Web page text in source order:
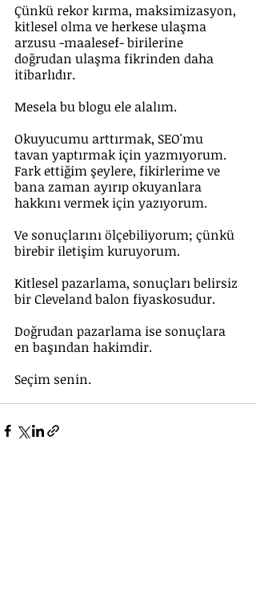
Çünkü rekor kırma, maksimizasyon,
kitlesel olma ve herkese ulaşma
arzusu -maalesef- birilerine
doğrudan ulaşma fikrinden daha
itibarlıdır.
Mesela bu blogu ele alalım.
Okuyucumu arttırmak, SEO'mu
tavan yaptırmak için yazmıyorum.
Fark ettiğim şeylere, fikirlerime ve
bana zaman ayırıp okuyanlara
hakkını vermek için yazıyorum.
Ve sonuçlarını ölçebiliyorum; çünkü
birebir iletişim kuruyorum.
Kitlesel pazarlama, sonuçları belirsiz
bir Cleveland balon fiyaskosudur.
Doğrudan pazarlama ise sonuçlara
en başından hakimdir.
Seçim senin.